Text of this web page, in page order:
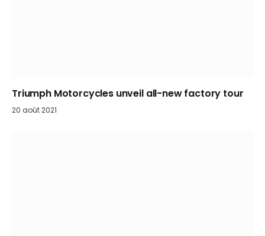
Triumph Motorcycles unveil all-new factory tour
20 août 2021